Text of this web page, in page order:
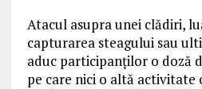
Atacul asupra unei clădiri,
capturarea steagului sau
aduc participanţilor o doză
pe care nici o altă